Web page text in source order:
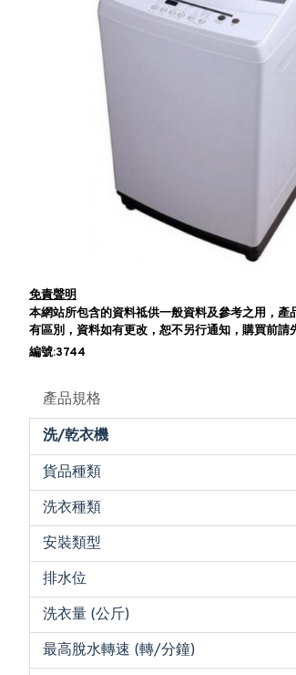
免責聲明
本網站所包含的資料祗供一般資料及參考之用，產
有區別，資料如有更改，恕不另行通知，購買前請
編號:3744
產品規格
洗/乾衣機
貨品種類
洗衣種類
安裝類型
排水位
洗衣量 (公斤)
最高脫水轉速 (轉/分鐘)